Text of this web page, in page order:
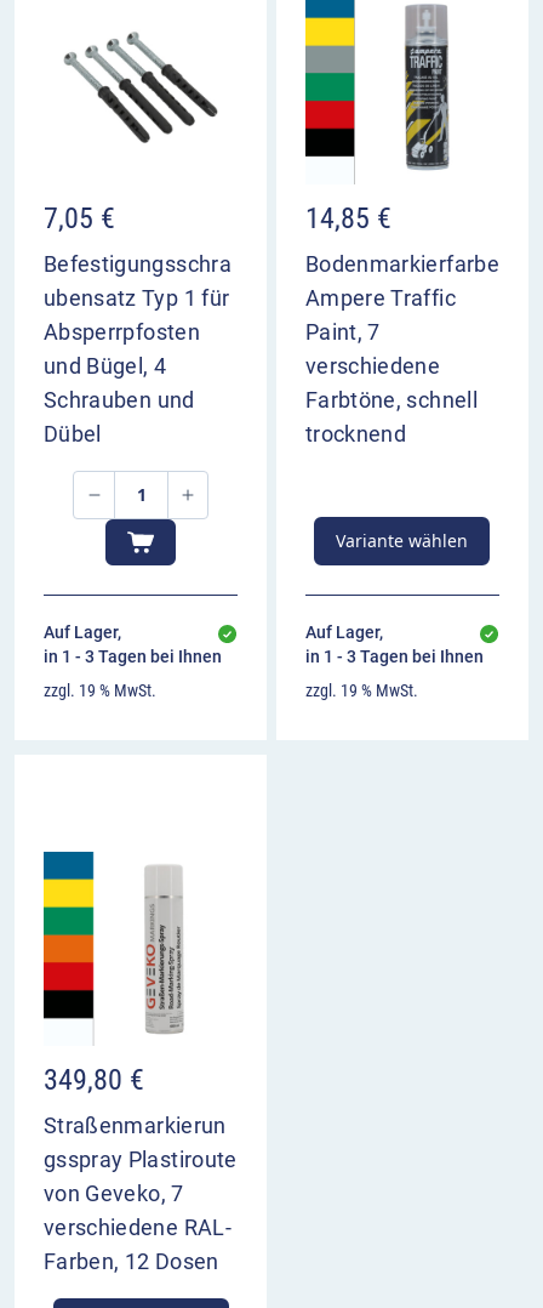
Höhe Überflur: 650 mm
Gewicht: ca. 11 kg
Gesamtbreite: 1000 mm
Gewicht: ca. 12 kg
Gesamtbreite: 750 mm
Höhe Überflur: 1150 mm
Gewicht: ca. 15,5 kg
Gesamtbreite: 1000 mm
Gewicht: ca. 16,5 mm
7,05 €
Befestigungsschra
ubensatz Typ 1 für
Absperrpfosten
und Bügel, 4
Schrauben und
Dübel
Auf Lager,
in 1 - 3 Tagen bei Ihnen
zzgl. 19 % MwSt.
14,85 €
Bodenmarkierfarbe
Ampere Traffic
Paint, 7
verschiedene
Farbtöne, schnell
trocknend
Variante wählen
Auf Lager,
in 1 - 3 Tagen bei Ihnen
zzgl. 19 % MwSt.
349,80 €
Straßenmarkierun
gsspray Plastiroute
von Geveko, 7
verschiedene RAL-
Farben, 12 Dosen